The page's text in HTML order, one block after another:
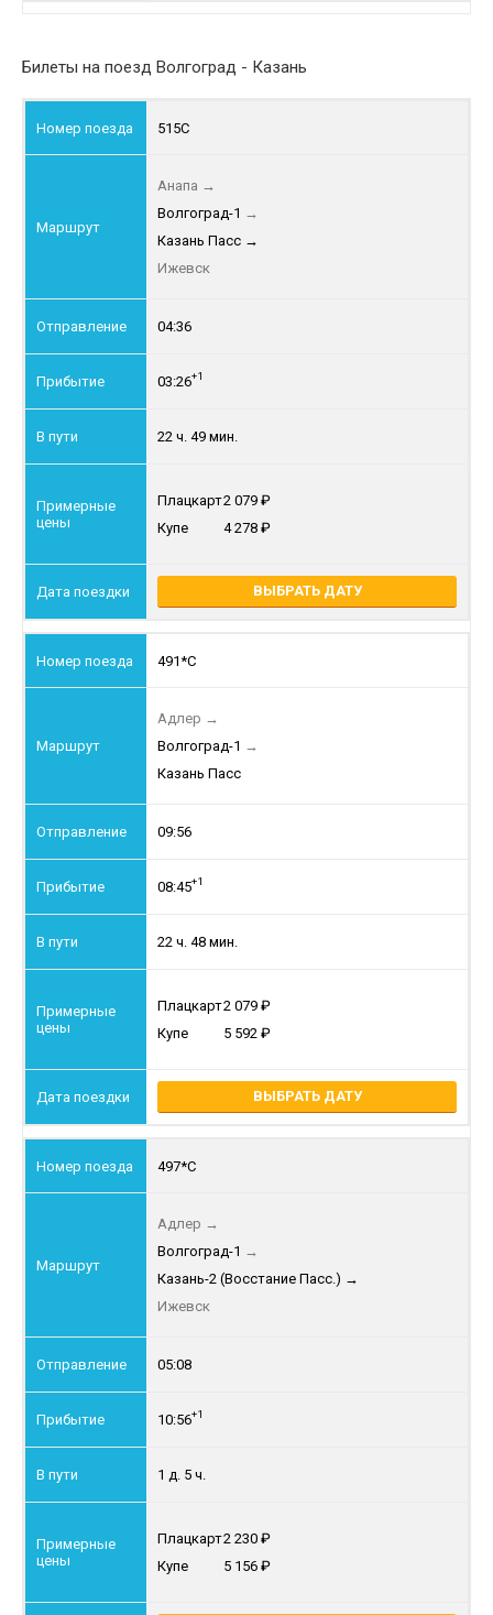
Билеты на поезд Волгоград - Казань
515С
Анапа →
Волгоград-1 →
Казань Пасс →
Ижевск
04:36
03:26+1
22 ч. 49 мин.
Плацкарт2 079
Купе
4 278
ВЫБРАТЬ ДАТУ
491*С
Адлер →
Волгоград-1 →
Казань Пасс
09:56
08:45+1
22 ч. 48 мин.
Плацкарт2 079
Купе
5 592
ВЫБРАТЬ ДАТУ
497*С
Адлер →
Волгоград-1 →
Казань-2 (Восстание Пасс.) →
Ижевск
05:08
10:56+1
1 д. 5 ч.
Плацкарт2 230
Купе
5 156